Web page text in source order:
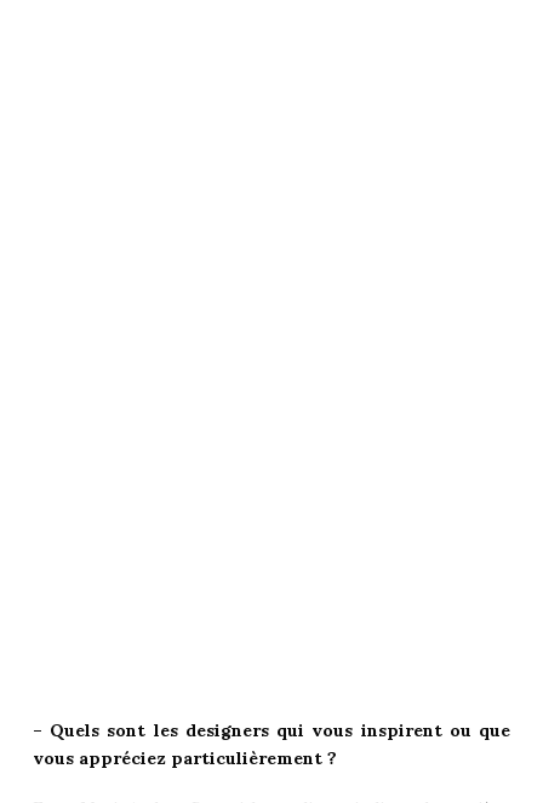
– Quels sont les designers qui vous inspirent ou que
vous appréciez particulièrement ?